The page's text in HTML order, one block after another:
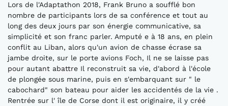
Lors de l'Adaptathon 2018, Frank Bruno a soufflé bon
nombre de participants lors de sa conférence et tout au
long des deux jours par son énergie communicative, sa
simplicité et son franc parler. Amputé e à 18 ans, en plein
conflit au Liban, alors qu'un avion de chasse écrase sa
jambe droite, sur le porte avions Foch, Il ne se laisse pas
pour autant abattre Il reconstruit sa vie, d'abord à l'école
de plongée sous marine, puis en s'embarquant sur " le
cabochard" son bateau pour aider les accidentés de la vie .
Rentrée sur l' île de Corse dont il est originaire, il y créé